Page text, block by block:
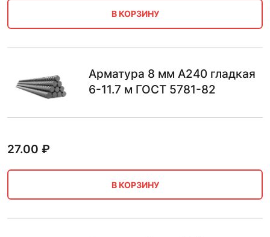
В КОРЗИНУ
Арматура 8 мм А240 гладкая
6-11.7 м ГОСТ 5781-82
27.00 ₽
В КОРЗИНУ